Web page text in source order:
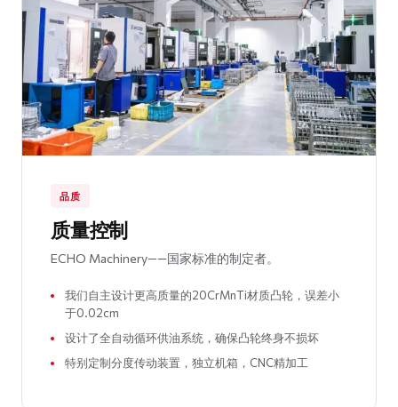
品质
质量控制
ECHO Machinery——国家标准的制定者。
我们自主设计更高质量的20CrMnTi材质凸轮，误差小
于0.02cm
设计了全自动循环供油系统，确保凸轮终身不损坏
特别定制分度传动装置，独立机箱，CNC精加工